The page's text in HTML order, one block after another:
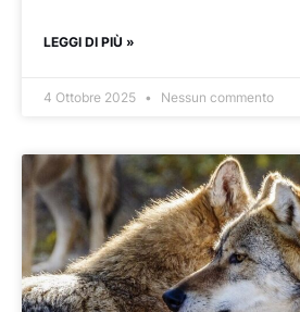
LEGGI DI PIÙ »
4 Ottobre 2025 Nessun commento